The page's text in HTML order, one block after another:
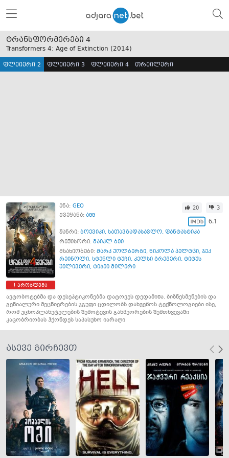
ტრანსფორმერები 4
Transformers 4: Age of Extinction (2014)
ფლეიერი 2 ფლეიერი 3 ფლეიერი 4 თრეილერი
პრობლემა
ენა: GEO
ქვეყანა: აშშ
20 3
6.1
ჟანრი: ბოევიკი, სათავგადასავლო, ფანტასტიკა
რეჟისორი: მაიკლ ბეი
მსახიობები: მარკ უოლბერგი, ნიკოლა პელტცი, ჯეკ
რეინოლი, სტენლი ტუჩი, კელსი გრემერი, ტიტუს
უელივერი, ტიჯეი მილერი
ავტობოტებმა და დესეპტიკონებმა დატოვეს დედამიწა. ბიზნესმენების და
გენიალური მეცნიერების ჯგუფი ცდილობს დახვეწოს ტექნოლოგიები ისე,
რომ უცხოპლანეტელების შემოტევის განმეორების შემთხვევაში
კაცობრიობას ჰქონდეს საპასუხო იარაღი
ასევე გირჩევთ